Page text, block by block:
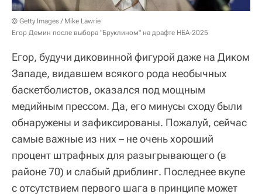
© Getty Images / Mike Lawrie
Егор Демин после выбора "Бруклином" на драфте НБА-2025
Егор, будучи диковинной фигурой даже на Диком
Западе, видавшем всякого рода необычных
баскетболистов, оказался под мощным
медийным прессом. Да, его минусы сходу были
обнаружены и зафиксированы. Пожалуй, сейчас
самые важные из них – не очень хороший
процент штрафных для разыгрывающего (в
районе 70) и слабый дриблинг. Последнее вкупе
с отсутствием первого шага в принципе может